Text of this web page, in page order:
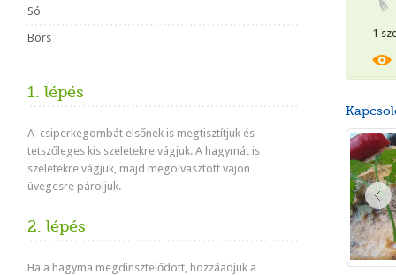
Só
Bors
1. lépés
A csiperkegombát elsőnek is megtisztítjuk és
tetszőleges kis szeletekre vágjuk. A hagymát is
szeletekre vágjuk, majd megolvasztott vajon
üvegesre pároljuk.
2. lépés
Ha a hagyma megdinsztelődött, hozzáadjuk a
1